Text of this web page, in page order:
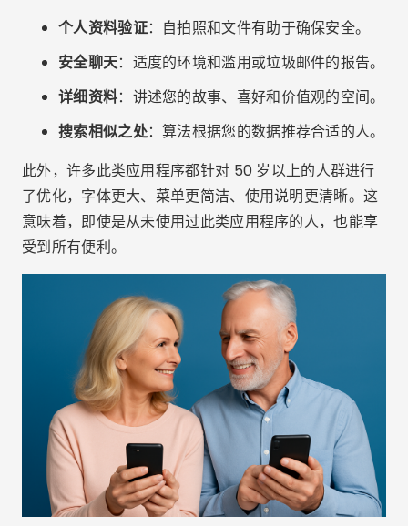
个人资料验证：自拍照和文件有助于确保安全。
安全聊天：适度的环境和滥用或垃圾邮件的报告。
详细资料：讲述您的故事、喜好和价值观的空间。
搜索相似之处：算法根据您的数据推荐合适的人。
此外，许多此类应用程序都针对 50 岁以上的人群进行
了优化，字体更大、菜单更简洁、使用说明更清晰。这
意味着，即使是从未使用过此类应用程序的人，也能享
受到所有便利。